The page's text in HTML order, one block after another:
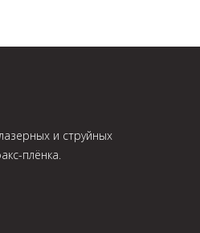
и струйных
плёнка.